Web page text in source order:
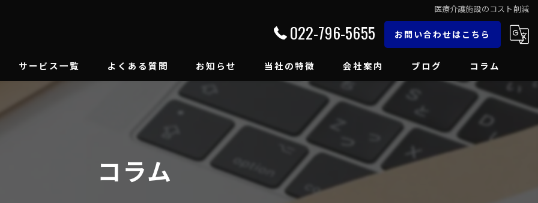
医療介護施設のコスト削減
022-796-5655 お問い合わせはこちら
サービス一覧
バイオマスボイラー導入
よくある質問 お知らせ 当社の特徴
エネルギーコスト
営業代行
会社案内 ブログ コラム
コラム